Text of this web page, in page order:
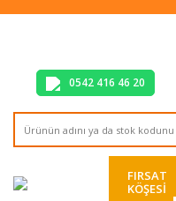
Tüm
0542 416 46 20
FIRSAT
KÖŞESİ